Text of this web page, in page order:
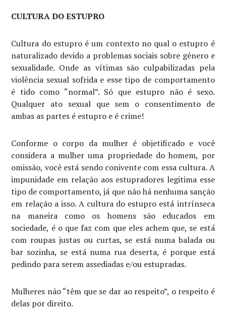
CULTURA DO ESTUPRO
Cultura do estupro é um contexto no qual o estupro é
naturalizado devido a problemas sociais sobre gênero e
sexualidade. Onde as vítimas são culpabilizadas pela
violência sexual sofrida e esse tipo de comportamento
é tido como “normal”. Só que estupro não é sexo.
Qualquer ato sexual que sem o consentimento de
ambas as partes é estupro e é crime!
Conforme o corpo da mulher é objetificado e você
considera a mulher uma propriedade do homem, por
omissão, você está sendo conivente com essa cultura. A
impunidade em relação aos estupradores legitima esse
tipo de comportamento, já que não há nenhuma sanção
em relação a isso. A cultura do estupro está intrínseca
na maneira como os homens são educados em
sociedade, é o que faz com que eles achem que, se está
com roupas justas ou curtas, se está numa balada ou
bar sozinha, se está numa rua deserta, é porque está
pedindo para serem assediadas e/ou estupradas.
Mulheres não “têm que se dar ao respeito”, o respeito é
delas por direito.